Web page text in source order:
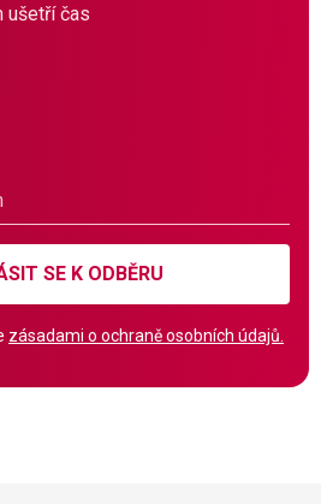
ušetří čas
SE K ODBĚRU
zásadami o ochraně osobních údajů.